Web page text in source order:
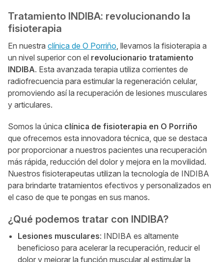
Tratamiento INDIBA: revolucionando la
fisioterapia
En nuestra clínica de O Porriño , llevamos la fisioterapia a
un nivel superior con el revolucionario tratamiento
INDIBA. Esta avanzada terapia utiliza corrientes de
radiofrecuencia para estimular la regeneración celular,
promoviendo así la recuperación de lesiones musculares
y articulares.
Somos la única clínica de fisioterapia en O Porriño
que ofrecemos esta innovadora técnica, que se destaca
por proporcionar a nuestros pacientes una recuperación
más rápida, reducción del dolor y mejora en la movilidad.
Nuestros fisioterapeutas utilizan la tecnología de INDIBA
para brindarte tratamientos efectivos y personalizados en
el caso de que te pongas en sus manos.
¿Qué podemos tratar con INDIBA?
Lesiones musculares: INDIBA es altamente
beneficioso para acelerar la recuperación, reducir el
dolor y mejorar la función muscular al estimular la